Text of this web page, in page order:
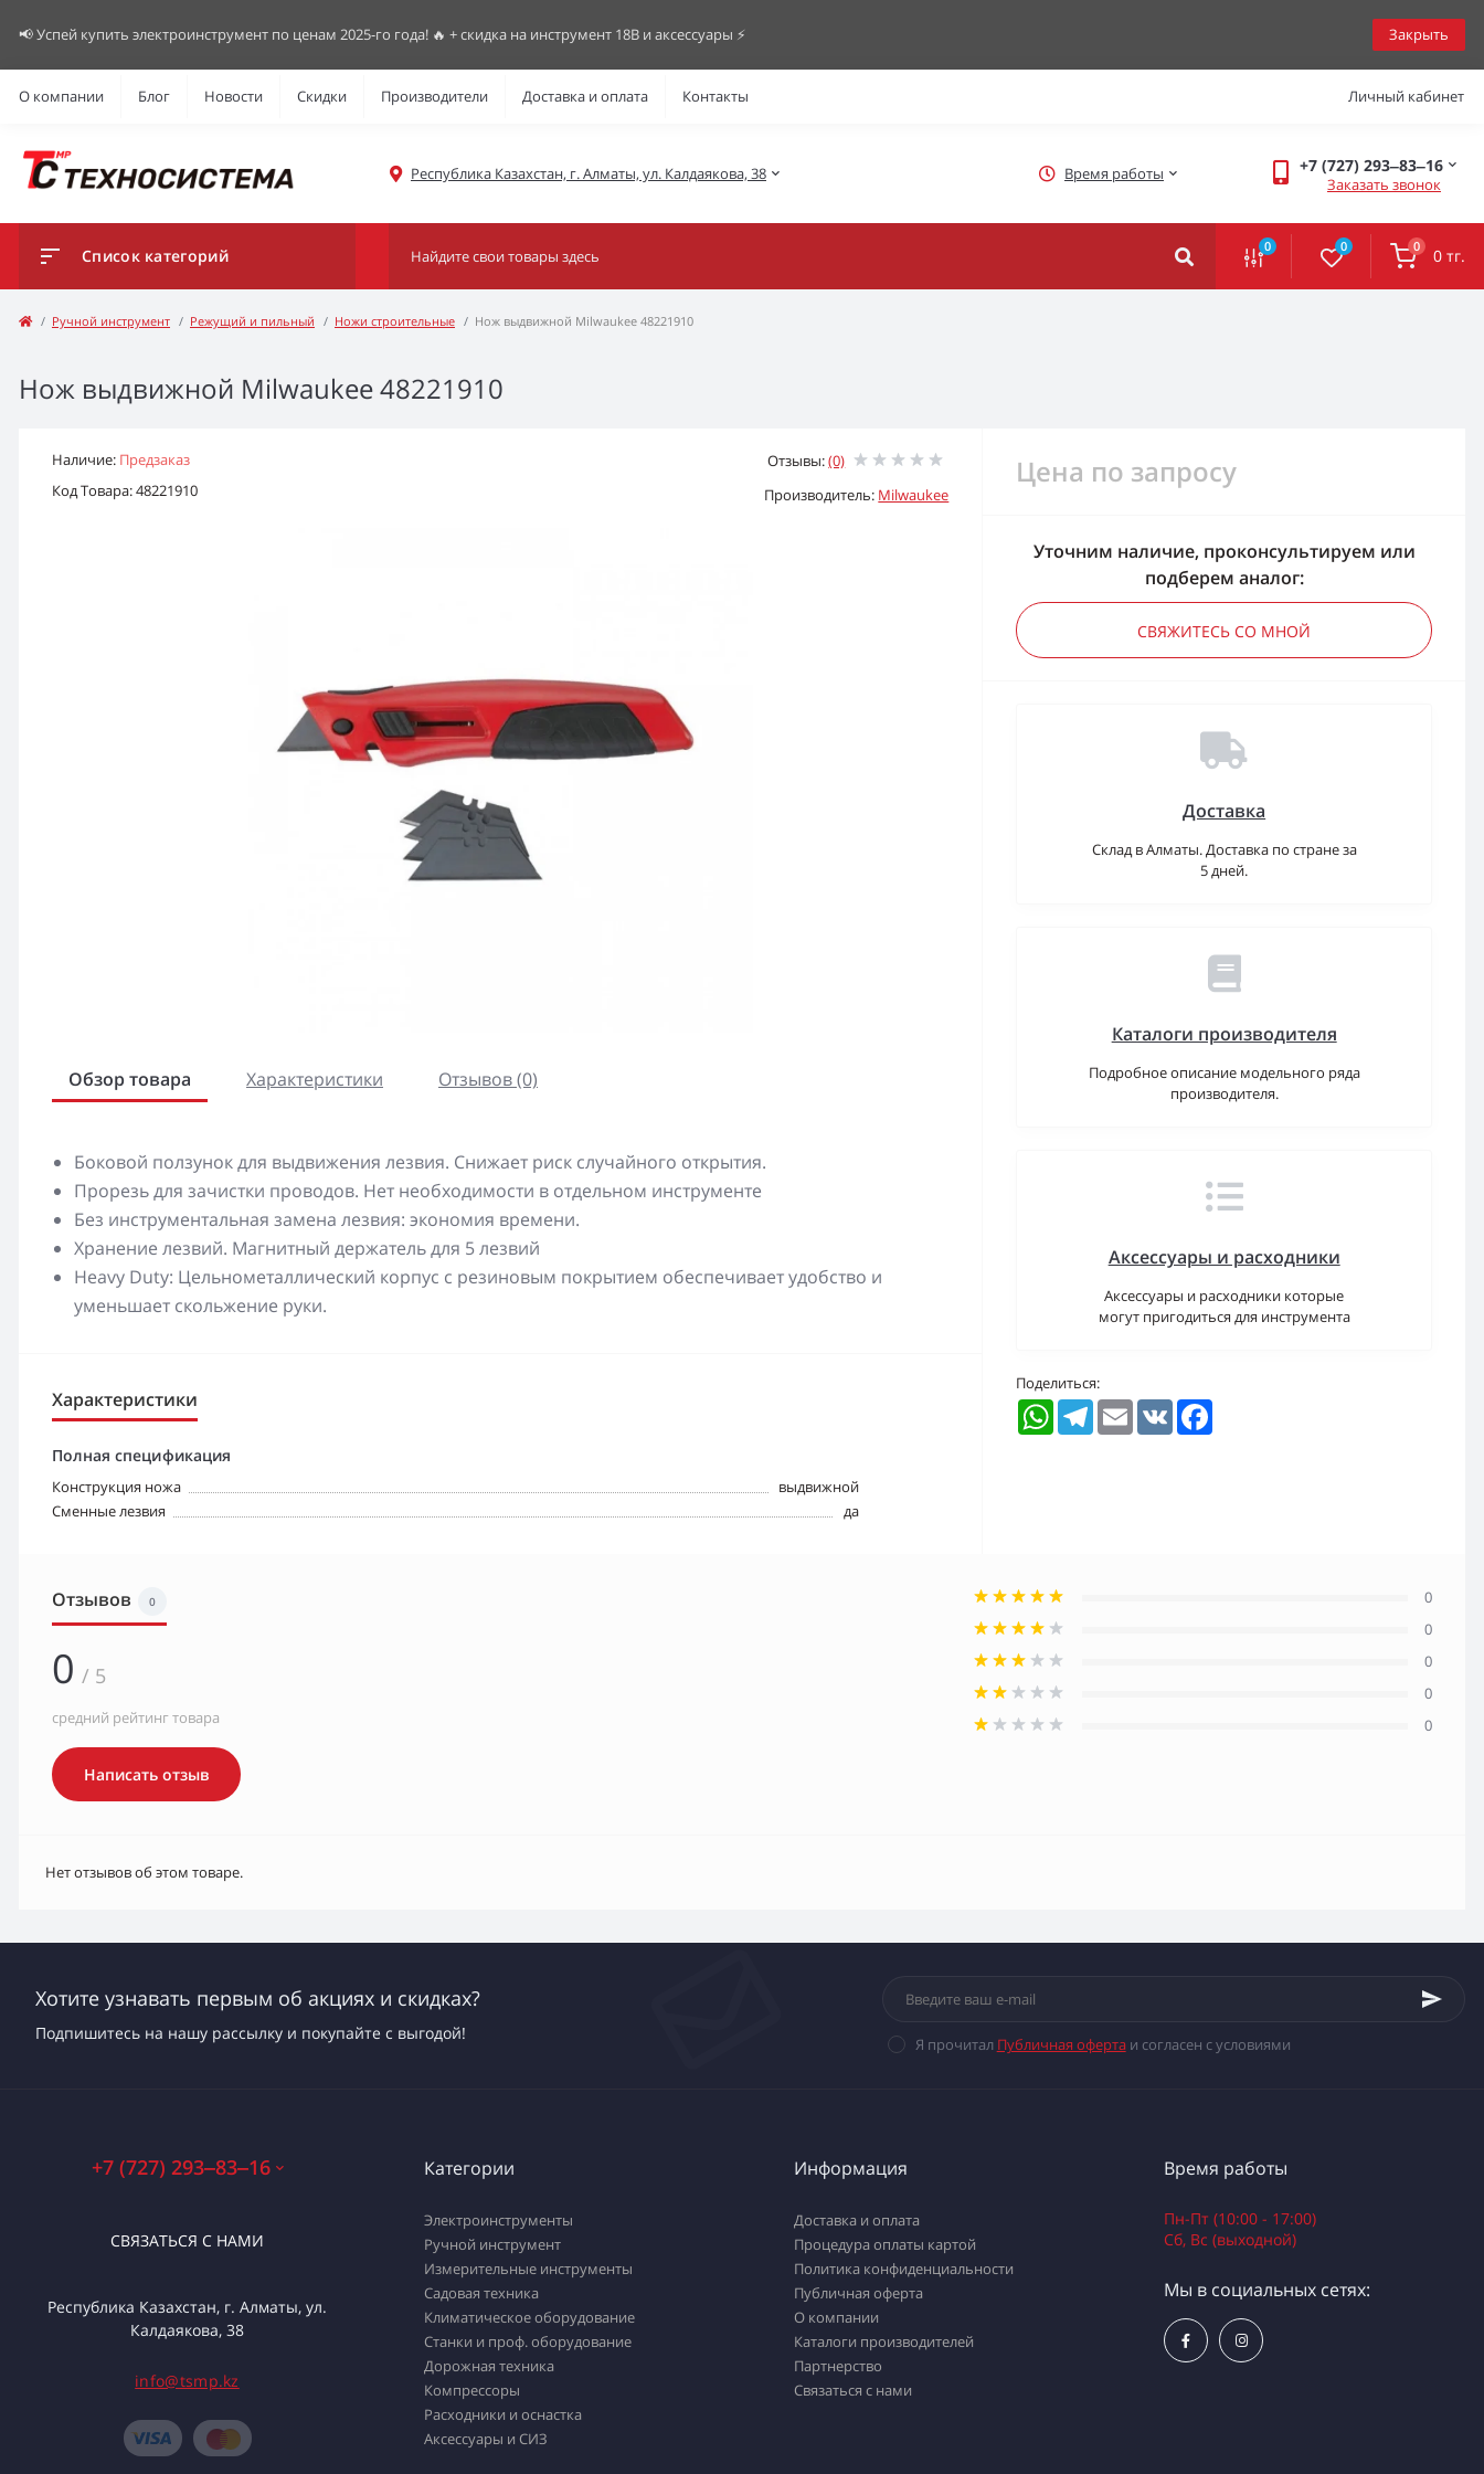
📢 Успей купить электроинструмент по ценам 2025-го года! 🔥 + скидка на инструмент 18В и аксессуары ⚡️ Закрыть
О компании Блог Новости Скидки Производители Доставка и оплата Контакты Личный кабинет
Республика Казахстан, г. Алматы, ул. Калдаякова, 38 Время работы +7 (727) 293‒83‒16
Заказать звонок
Список категорий 0 0 0 0 тг.
Ручной инструмент Режущий и пильный Ножи строительные Нож выдвижной Milwaukee 48221910
Нож выдвижной Milwaukee 48221910
Наличие: Предзаказ
Код Товара: 48221910
Отзывы:(0)
Производитель: Milwaukee
Обзор товара Характеристики Отзывов (0)
Боковой ползунок для выдвижения лезвия. Снижает риск случайного открытия.
Прорезь для зачистки проводов. Нет необходимости в отдельном инструменте
Без инструментальная замена лезвия: экономия времени.
Хранение лезвий. Магнитный держатель для 5 лезвий
Heavy Duty: Цельнометаллический корпус с резиновым покрытием обеспечивает удобство и
уменьшает скольжение руки.
Характеристики
Полная спецификация
Конструкция ножа
выдвижной
Сменные лезвия
да
Цена по запросу
Уточним наличие, проконсультируем или
подберем аналог:
СВЯЖИТЕСЬ СО МНОЙ
Доставка
Склад в Алматы. Доставка по стране за
5 дней.
Каталоги производителя
Подробное описание модельного ряда
производителя.
Аксессуары и расходники
Аксессуары и расходники которые
могут пригодиться для инструмента
Поделиться:
WhatsAppTelegramEmail VK
Отзывов 0
0 / 5
средний рейтинг товара
Написать отзыв
0
0
0
0
0
Нет отзывов об этом товаре.
Хотите узнавать первым об акциях и скидках?
Подпишитесь на нашу рассылку и покупайте с выгодой!
Я прочитал Публичная офертаи согласен с условиями
+7 (727) 293‒83‒16
СВЯЗАТЬСЯ С НАМИ
Республика Казахстан, г. Алматы, ул.
Калдаякова, 38
info@tsmp.kz
Категории
Электроинструменты
Ручной инструмент
Измерительные инструменты
Садовая техника
Климатическое оборудование
Станки и проф. оборудование
Дорожная техника
Компрессоры
Расходники и оснастка
Аксессуары и СИЗ
Информация
Доставка и оплата
Процедура оплаты картой
Политика конфиденциальности
Публичная оферта
О компании
Каталоги производителей
Партнерство
Связаться с нами
Время работы
Пн-Пт (10:00 - 17:00)
Сб, Вс (выходной)
Мы в социальных сетях: